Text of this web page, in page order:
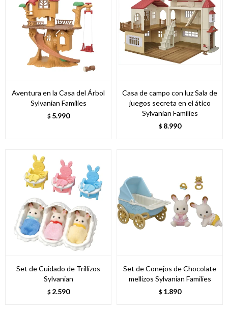
Aventura en la Casa del Árbol
Sylvanian Families
$ 5.990
Casa de campo con luz Sala de
juegos secreta en el ático
Sylvanian Families
$ 8.990
Set de Cuidado de Trillizos
Sylvanian
$ 2.590
Set de Conejos de Chocolate
mellizos Sylvanian Families
$ 1.890